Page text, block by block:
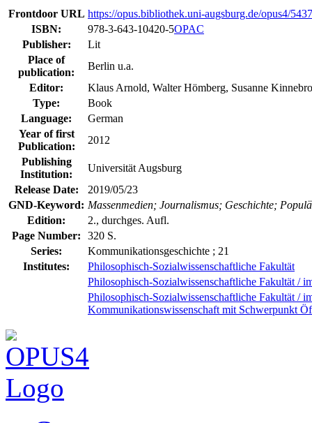
Frontdoor URL https://opus.bibliothek.uni-augsburg.de/opus4/
ISBN:
978-3-643-10420-5OPAC
Publisher:
Lit
Place of
publication:
Berlin u.a.
Editor:
Klaus Arnold, Walter Hömberg, Susanne
Type:
Book
Language:
German
Year of first
Publication:
2012
Publishing
Institution:
Universität Augsburg
Release Date:
2019/05/23
GND-Keyword: Massenmedien; Journalismus; Geschichte;
Edition:
2., durchges. Aufl.
Page Number:
320 S.
Series:
Kommunikationsgeschichte ; 21
Institutes:
Philosophisch-Sozialwissenschaftliche Fakultät
Philosophisch-Sozialwissenschaftliche Fakultät /
Philosophisch-Sozialwissenschaftliche Fakultät /
Kommunikationswissenschaft mit Schwerpunkt